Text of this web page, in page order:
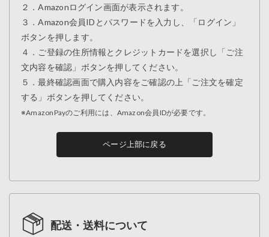
２．Amazonログイン画面が表示されます。
３．Amazon会員IDとパスワードを入力し、「ログイン」
ボタンを押します。
４．ご登録の住所情報とクレジットカードを選択し「ご注
文内容を確認」ボタンを押してください。
５．最終確認画面で購入内容をご確認の上「ご注文を確定
する」ボタンを押してください。
※AmazonPayのご利用には、Amazon会員IDが必要です。
ページ上部に戻る
配送・送料について